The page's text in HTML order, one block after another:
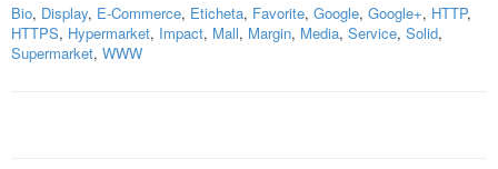
Bio, Display, E-Commerce, Eticheta, Favorite, Google, Google+, HTTP,
HTTPS, Hypermarket, Impact, Mall, Margin, Media, Service, Solid,
Supermarket, WWW